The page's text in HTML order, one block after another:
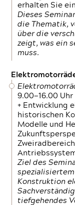
erhalten Sie
Dieses
die Thematik,
über die
zeigt, was ein
muss.
9.00—16.00 Uhr
+ Entwicklung
historischen
Modelle und
Ziel des
spezialisiertem
Konstruktion
tiefgehendes